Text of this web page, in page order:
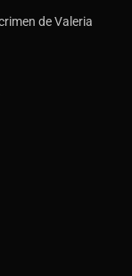
de Valeria